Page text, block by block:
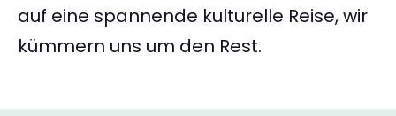
auf eine spannende kulturelle Reise, wir
kümmern uns um den Rest.